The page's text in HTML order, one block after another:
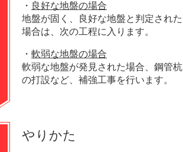
・ 良好な地盤の場合
地盤が固く、良好な地盤と判定された
場合は、次の工程に入ります。
・ 軟弱な地盤の場合
軟弱な地盤が発見された場合、鋼管杭
の打設など、補強工事を行います。
やりかた